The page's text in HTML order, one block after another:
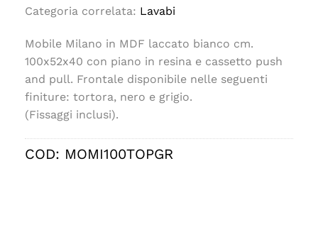
Categoria correlata: Lavabi
Mobile Milano in MDF laccato bianco cm.
100x52x40 con piano in resina e cassetto push
and pull. Frontale disponibile nelle seguenti
finiture: tortora, nero e grigio.
(Fissaggi inclusi).
COD: MOMI100TOPGR